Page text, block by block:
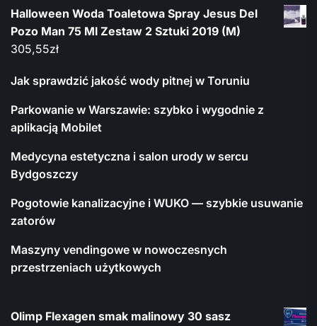
Halloween Woda Toaletowa Spray Jesus Del
Pozo Man 75 Ml Zestaw 2 Sztuki 2019 (M)
305,55zł
Jak sprawdzić jakość wody pitnej w Toruniu
Parkowanie w Warszawie: szybko i wygodnie z
aplikacją Mobilet
Medycyna estetyczna i salon urody w sercu
Bydgoszczy
Pogotowie kanalizacyjne i WUKO — szybkie usuwanie
zatorów
Maszyny vendingowe w nowoczesnych
przestrzeniach użytkowych
Olimp Flexagen smak malinowy 30 sasz